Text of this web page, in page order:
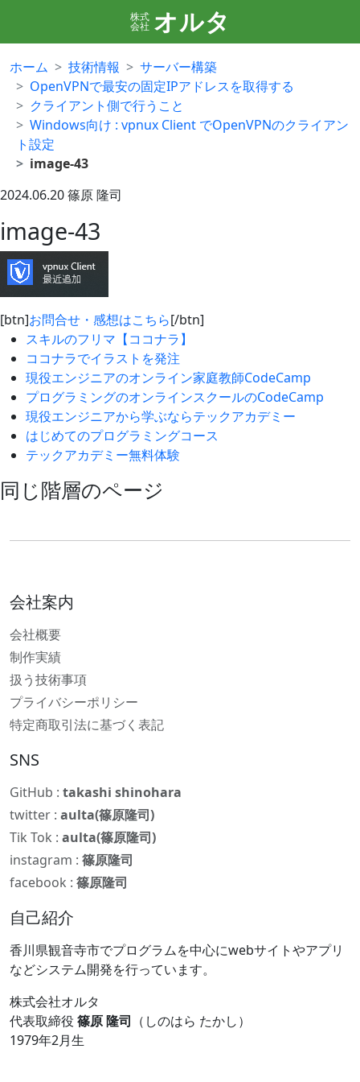
株式
会社 オルタ
ホーム 技術情報
サーバー構築
OpenVPNで最安の固定IPアドレスを取得する
クライアント側で行うこと
Windows向け : vpnux Client でOpenVPNのクライアン
ト設定
image-43
2024.06.20篠原 隆司
image-43
[btn]お問合せ・感想はこちら[/btn]
スキルのフリマ【ココナラ】
ココナラでイラストを発注
現役エンジニアのオンライン家庭教師CodeCamp
プログラミングのオンラインスクールのCodeCamp
現役エンジニアから学ぶならテックアカデミー
はじめてのプログラミングコース
テックアカデミー無料体験
同じ階層のページ
会社案内
会社概要
制作実績
扱う技術事項
プライバシーポリシー
特定商取引法に基づく表記
SNS
GitHub : takashi shinohara
twitter : aulta(篠原隆司)
Tik Tok : aulta(篠原隆司)
instagram : 篠原隆司
facebook : 篠原隆司
自己紹介
香川県観音寺市でプログラムを中心にwebサイトやアプリ
などシステム開発を行っています。
株式会社オルタ
代表取締役 篠原 隆司 （しのはら たかし）
1979年2月生